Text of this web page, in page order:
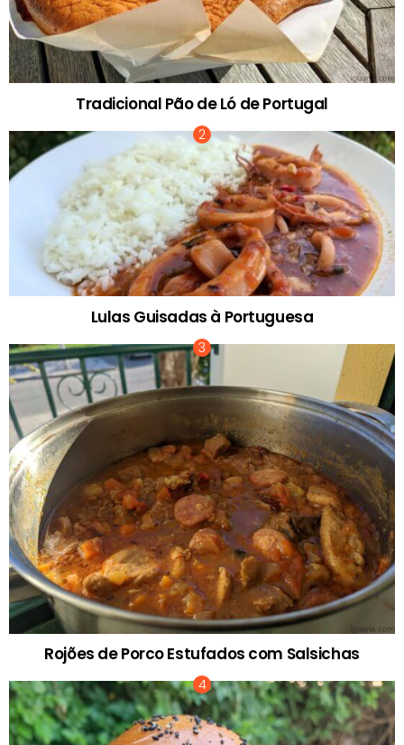
Tradicional Pão de Ló de Portugal
Lulas Guisadas à Portuguesa
Rojões de Porco Estufados com Salsichas